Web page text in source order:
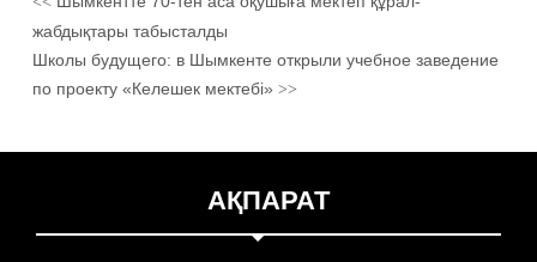
жабдықтары табысталды
Школы будущего: в Шымкенте открыли учебное заведение
по проекту «Келешек мектебі» >>
АҚПАРАТ